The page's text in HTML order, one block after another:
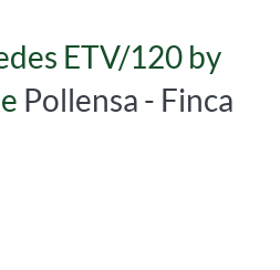
ETV/120 by
Pollensa - Finca